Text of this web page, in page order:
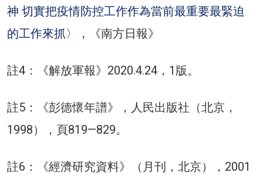
神 切實把疫情防控工作作為當前最重要最緊迫
的工作來抓〉
，《南方日報》
註4：《解放軍報》2020.4.24，1版。
註5：《彭德懷年譜》，人民出版社（北京，
1998），頁819—829。
註6：《經濟研究資料》（月刊，北京），2001